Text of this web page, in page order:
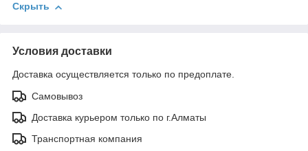
Скрыть
Условия доставки
Доставка осуществляется только по предоплате.
Самовывоз
Доставка курьером только по г.Алматы
Транспортная компания